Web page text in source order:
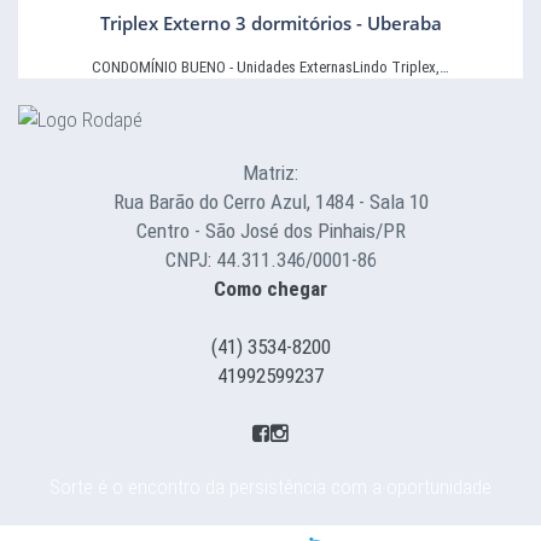
Triplex Externo 3 dormitórios - Uberaba
CONDOMÍNIO BUENO - Unidades ExternasLindo Triplex,…
Matriz:
Rua Barão do Cerro Azul, 1484 - Sala 10
Centro - São José dos Pinhais/PR
CNPJ: 44.311.346/0001-86
Como chegar
(41) 3534-8200
41992599237